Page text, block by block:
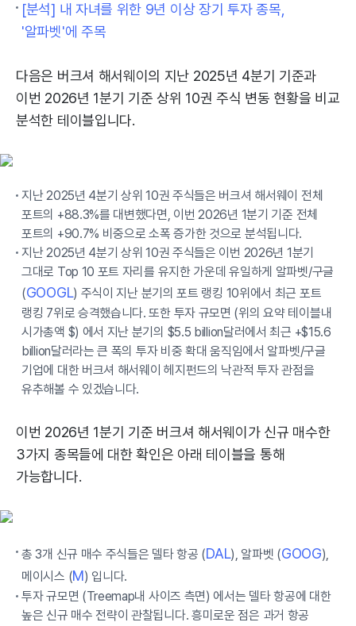
[분석] 내 자녀를 위한 9년 이상 장기 투자 종목,
'알파벳'에 주목
다음은 버크셔 해서웨이의 지난 2025년 4분기 기준과
이번 2026년 1분기 기준 상위 10권 주식 변동 현황을 비교
분석한 테이블입니다.
지난 2025년 4분기 상위 10권 주식들은 버크셔 해서웨이 전체
포트의 +88.3%를 대변했다면, 이번 2026년 1분기 기준 전체
포트의 +90.7% 비중으로 소폭 증가한 것으로 분석됩니다.
지난 2025년 4분기 상위 10권 주식들은 이번 2026년 1분기
그대로 Top 10 포트 자리를 유지한 가운데 유일하게 알파벳/구글
(GOOGL) 주식이 지난 분기의 포트 랭킹 10위에서 최근 포트
랭킹 7위로 승격했습니다. 또한 투자 규모면 (위의 요약 테이블내
시가총액 $) 에서 지난 분기의 $5.5 billion달러에서 최근 +$15.6
billion달러라는 큰 폭의 투자 비중 확대 움직임에서 알파벳/구글
기업에 대한 버크셔 해서웨이 헤지펀드의 낙관적 투자 관점을
유추해볼 수 있겠습니다.
이번 2026년 1분기 기준 버크셔 해서웨이가 신규 매수한
3가지 종목들에 대한 확인은 아래 테이블을 통해
가능합니다.
총 3개 신규 매수 주식들은 델타 항공 (DAL), 알파벳 (GOOG),
메이시스 (M) 입니다.
투자 규모면 (Treemap내 사이즈 측면) 에서는 델타 항공에 대한
높은 신규 매수 전략이 관찰됩니다. 흥미로운 점은 과거 항공